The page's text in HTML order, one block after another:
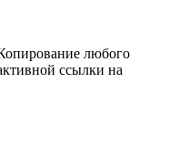
любого
ссылки на